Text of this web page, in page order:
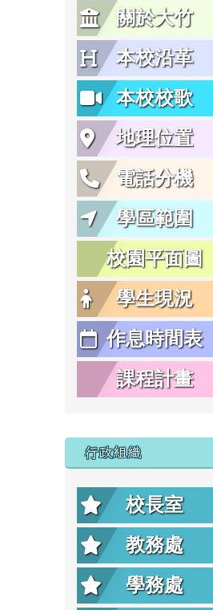
關於大竹
本校沿革
本校校歌
地理位置
電話分機
學區範圍
校園平面圖
學生現況
作息時間表
課程計畫
行政組織
校長室
教務處
學務處